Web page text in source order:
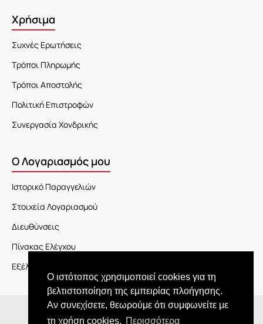
Ο ιστότοπος χρησιμοποιεί cookies για τη
βελτιστοποίηση της εμπειρίας πλοήγησης.
Αν συνεχίσετε, θεωρούμε ότι συμφωνείτε με
τη χρήση cookies. Περισσότερα
Χρήσιμα
Συχνές Ερωτήσεις
Τρόποι Πληρωμής
Τρόποι Αποστολής
Πολιτική Επιστροφών
Συνεργασία Χονδρικής
Ο Λογαριασμός μου
Ιστορικό Παραγγελιών
Στοιχεία Λογαριασμού
Διευθύνσεις
Πίνακας Ελέγχου
Εξέλιξη Παραγγελίας
Copyright © 2026 JOY market